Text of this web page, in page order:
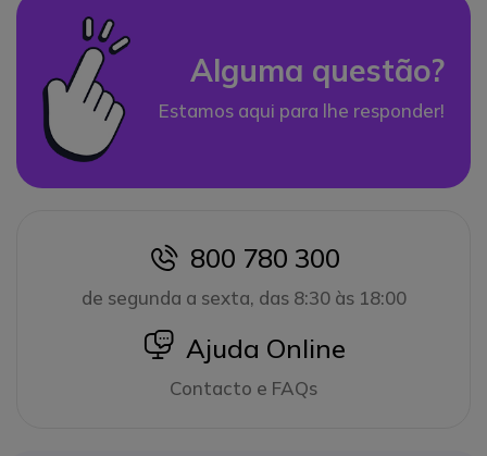
Alguma questão?
Estamos aqui para lhe responder!
icon
800 780 300
de segunda a sexta, das 8:30 às 18:00
icon
Ajuda Online
Contacto e FAQs